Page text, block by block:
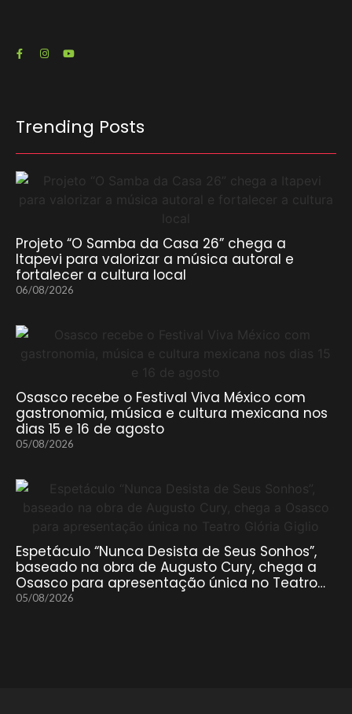
Trending Posts
Projeto “O Samba da Casa 26” chega a
Itapevi para valorizar a música autoral e
fortalecer a cultura local
06/08/2026
Osasco recebe o Festival Viva México com
gastronomia, música e cultura mexicana nos
dias 15 e 16 de agosto
05/08/2026
Espetáculo “Nunca Desista de Seus Sonhos”,
baseado na obra de Augusto Cury, chega a
Osasco para apresentação única no Teatro…
05/08/2026